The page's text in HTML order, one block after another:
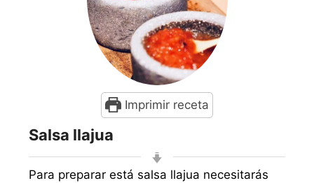
Imprimir receta
Salsa llajua
Para preparar está salsa llajua necesitarás